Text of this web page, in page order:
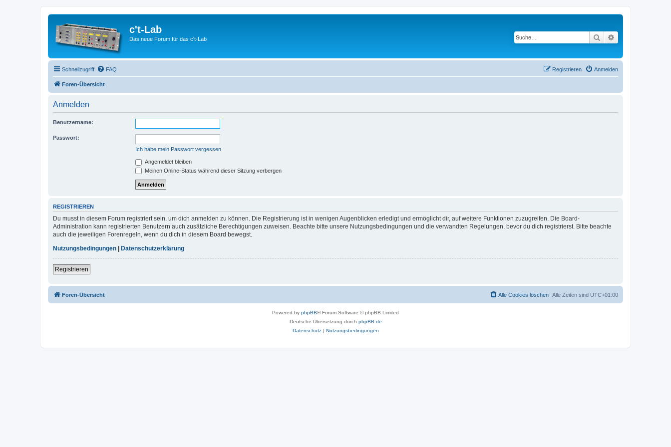
c't-Lab
Das neue Forum für das c't-Lab Suche
Schnellzugriff FAQ Anmelden
Registrieren
Foren-Übersicht
Anmelden
Benutzername:
Passwort:
Ich habe mein Passwort vergessen
Angemeldet bleiben
Meinen Online-Status während dieser Sitzung verbergen
REGISTRIEREN
Du musst in diesem Forum registriert sein, um dich anmelden zu können. Die Registrierung ist in wenigen Augenblicken erledigt und ermöglicht dir, auf weitere Funktionen zuzugreifen. Die Board-
Administration kann registrierten Benutzern auch zusätzliche Berechtigungen zuweisen. Beachte bitte unsere Nutzungsbedingungen und die verwandten Regelungen, bevor du dich registrierst. Bitte beachte
auch die jeweiligen Forenregeln, wenn du dich in diesem Board bewegst.
Nutzungsbedingungen | Datenschutzerklärung
Registrieren
Foren-Übersicht Alle Zeiten sind UTC+01:00
Alle Cookies löschen
Powered by phpBB® Forum Software © phpBB Limited
Deutsche Übersetzung durch phpBB.de
Datenschutz| Nutzungsbedingungen